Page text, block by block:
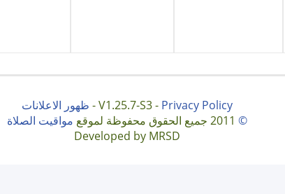
V1.25.7-S3 - Privacy Policy
- ظهور الاعلانات
©
مواقيت الصلاة
Developed by MRSD